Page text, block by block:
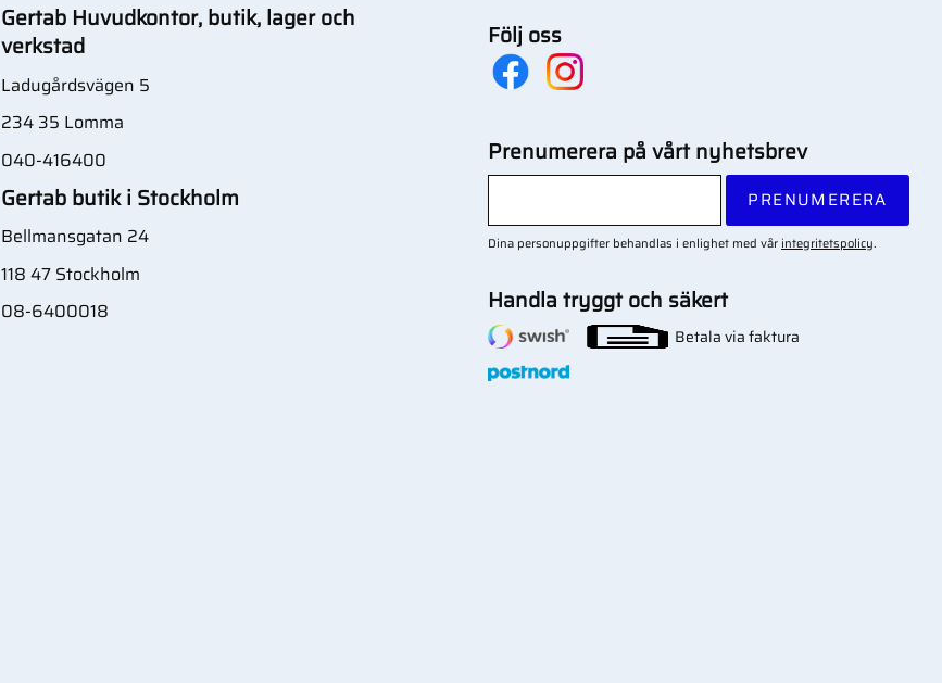
Gertab Huvudkontor, butik, lager och
verkstad
Ladugårdsvägen 5
234 35 Lomma
040-416400
Gertab butik i Stockholm
Bellmansgatan 24
118 47 Stockholm
08-6400018
Följ oss
Prenumerera på vårt nyhetsbrev
PRENUMERERA
Dina personuppgifter behandlas i enlighet med vår integritetspolicy.
Handla tryggt och säkert
Betala via faktura